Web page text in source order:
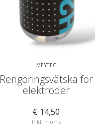
MEYTEC
Rengöringsvätska för
elektroder
€ 14,50
Inkl. moms